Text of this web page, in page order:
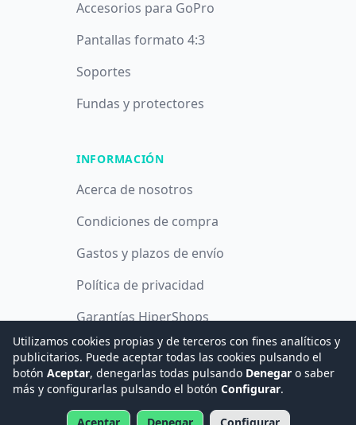
Accesorios para GoPro
Pantallas formato 4:3
Soportes
Fundas y protectores
INFORMACIÓN
Acerca de nosotros
Condiciones de compra
Gastos y plazos de envío
Política de privacidad
Garantías HiperShops
Política de cookies
© 2008 -2026Hogar Digital e Inmótica Ingenieros, S.L.
Utilizamos cookies propias y de terceros con fines analíticos y
publicitarios. Puede aceptar todas las cookies pulsando el
botón Aceptar, denegarlas todas pulsando Denegar o saber
más y configurarlas pulsando el botón Configurar.